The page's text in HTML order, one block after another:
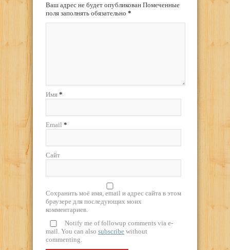
Ваш адрес не будет опубликован Помеченные
поля заполнять обязательно *
Имя *
Email *
Сайт
Сохранить моё имя, email и адрес сайта в этом
браузере для последующих моих
комментариев.
Notify me of followup comments via e-
mail. You can also subscribe without
commenting.